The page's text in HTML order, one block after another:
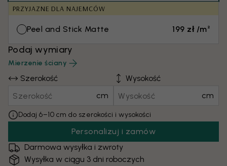
PRZYJAZNE DLA NAJEMCÓW
Peel and Stick Matte 199 zł /m²
Podaj wymiary
Mierzenie ściany
Szerokość
cm
Wysokość
cm
Dodaj 6–10 cm do szerokości i wysokości
Personalizuj i zamów
Darmowa wysyłka i zwroty
Wysyłka w ciągu 3 dni roboczych